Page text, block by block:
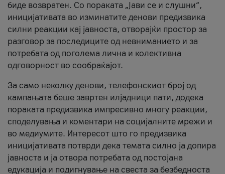
биде возвратен. Со пораката „Јави се и слушни“,
иницијативата во изминатите денови предизвика
силни реакции кај јавноста, отворајќи простор за
разговор за последиците од невниманието и за
потребата од поголема лична и колективна
одговорност во сообраќајот.
За само неколку денови, телефонскиот број од
кампањата беше завртен илјадници пати, додека
пораката предизвика импресивно многу реакции,
споделувања и коментари на социјалните мрежи и
во медиумите. Интересот што го предизвика
иницијативата потврди дека темата силно ја допира
јавноста и ја отвора потребата од постојана
едукација и подигнување на свеста за безбедноста